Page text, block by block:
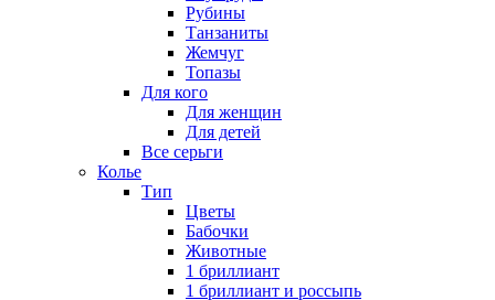
Рубины
Танзаниты
Жемчуг
Топазы
Для кого
Для женщин
Для детей
Все серьги
Колье
Тип
Цветы
Бабочки
Животные
1 бриллиант
1 бриллиант и россыпь